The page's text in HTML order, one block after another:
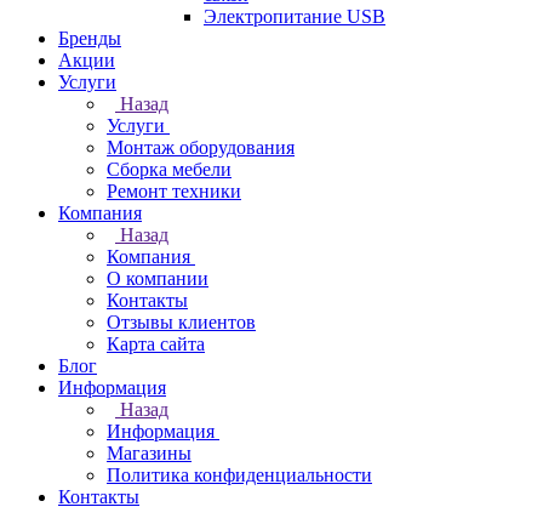
Электропитание USB
Бренды
Акции
Услуги
Назад
Услуги
Монтаж оборудования
Сборка мебели
Ремонт техники
Компания
Назад
Компания
О компании
Контакты
Отзывы клиентов
Карта сайта
Блог
Информация
Назад
Информация
Магазины
Политика конфиденциальности
Контакты